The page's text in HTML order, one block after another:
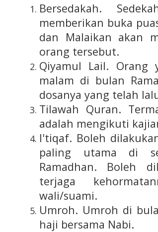
Bersedakah.
memberikan buka
dan Malaikan akan
orang tersebut.
Qiyamul Lail.
malam di bulan
dosanya yang telah
Tilawah Quran.
adalah mengikuti
I'tiqaf. Boleh
paling utama di
Ramadhan. Boleh
terjaga
wali/suami.
Umroh. Umroh di
haji bersama Nabi.